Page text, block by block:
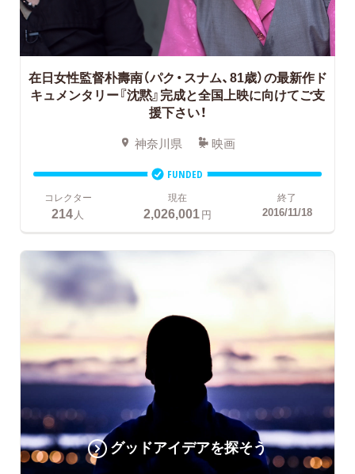
在日女性監督朴壽南（パク・スナム、81歳）の最新作ド
キュメンタリー『沈黙』完成と全国上映に向けてご支
援下さい！
神奈川県 映画
FUNDED
コレクター
214人
現在
2,026,001円
終了
2016/11/18
グッドアイデアを探そう